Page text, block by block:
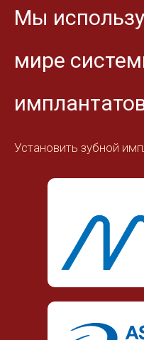
Мы
мире
Установить зубной